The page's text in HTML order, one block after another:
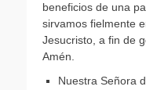
beneficios de una
sirvamos fielmente
Jesucristo, a fin de
Amén.
Nuestra Señora